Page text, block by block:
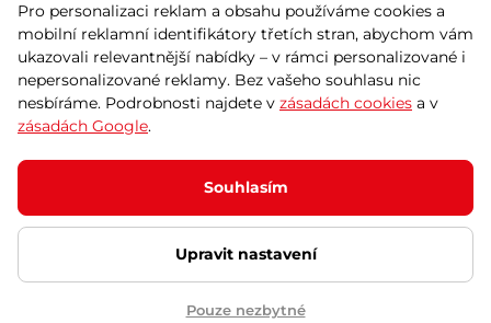
Půjčovna
obchodní podmínky
Kariéra
© 2026 SEVEN SPORT s.r.o Všechna práva vyhrazena
Podle zákona o evidenci tržeb je prodávající povinen vystavit
kupujícímu účtenku.
Zároveň je povinen zaevidovat přijatou tržbu u správce daně online; v
případě technického výpadku pak nejpozději do 48 hodin.
Ochrana osobních údajů Nastavení cookies Vnitřní oznamovací
systém Prohlášení přístupnosti
Pro personalizaci reklam a obsahu používáme cookies a
mobilní reklamní identifikátory třetích stran, abychom vám
ukazovali relevantnější nabídky – v rámci personalizované i
nepersonalizované reklamy. Bez vašeho souhlasu nic
nesbíráme. Podrobnosti najdete v zásadách cookies a v
zásadách Google.
Souhlasím
Upravit nastavení
Pouze nezbytné